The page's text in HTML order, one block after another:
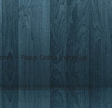
Gréta interjúja Rofusz Kinga